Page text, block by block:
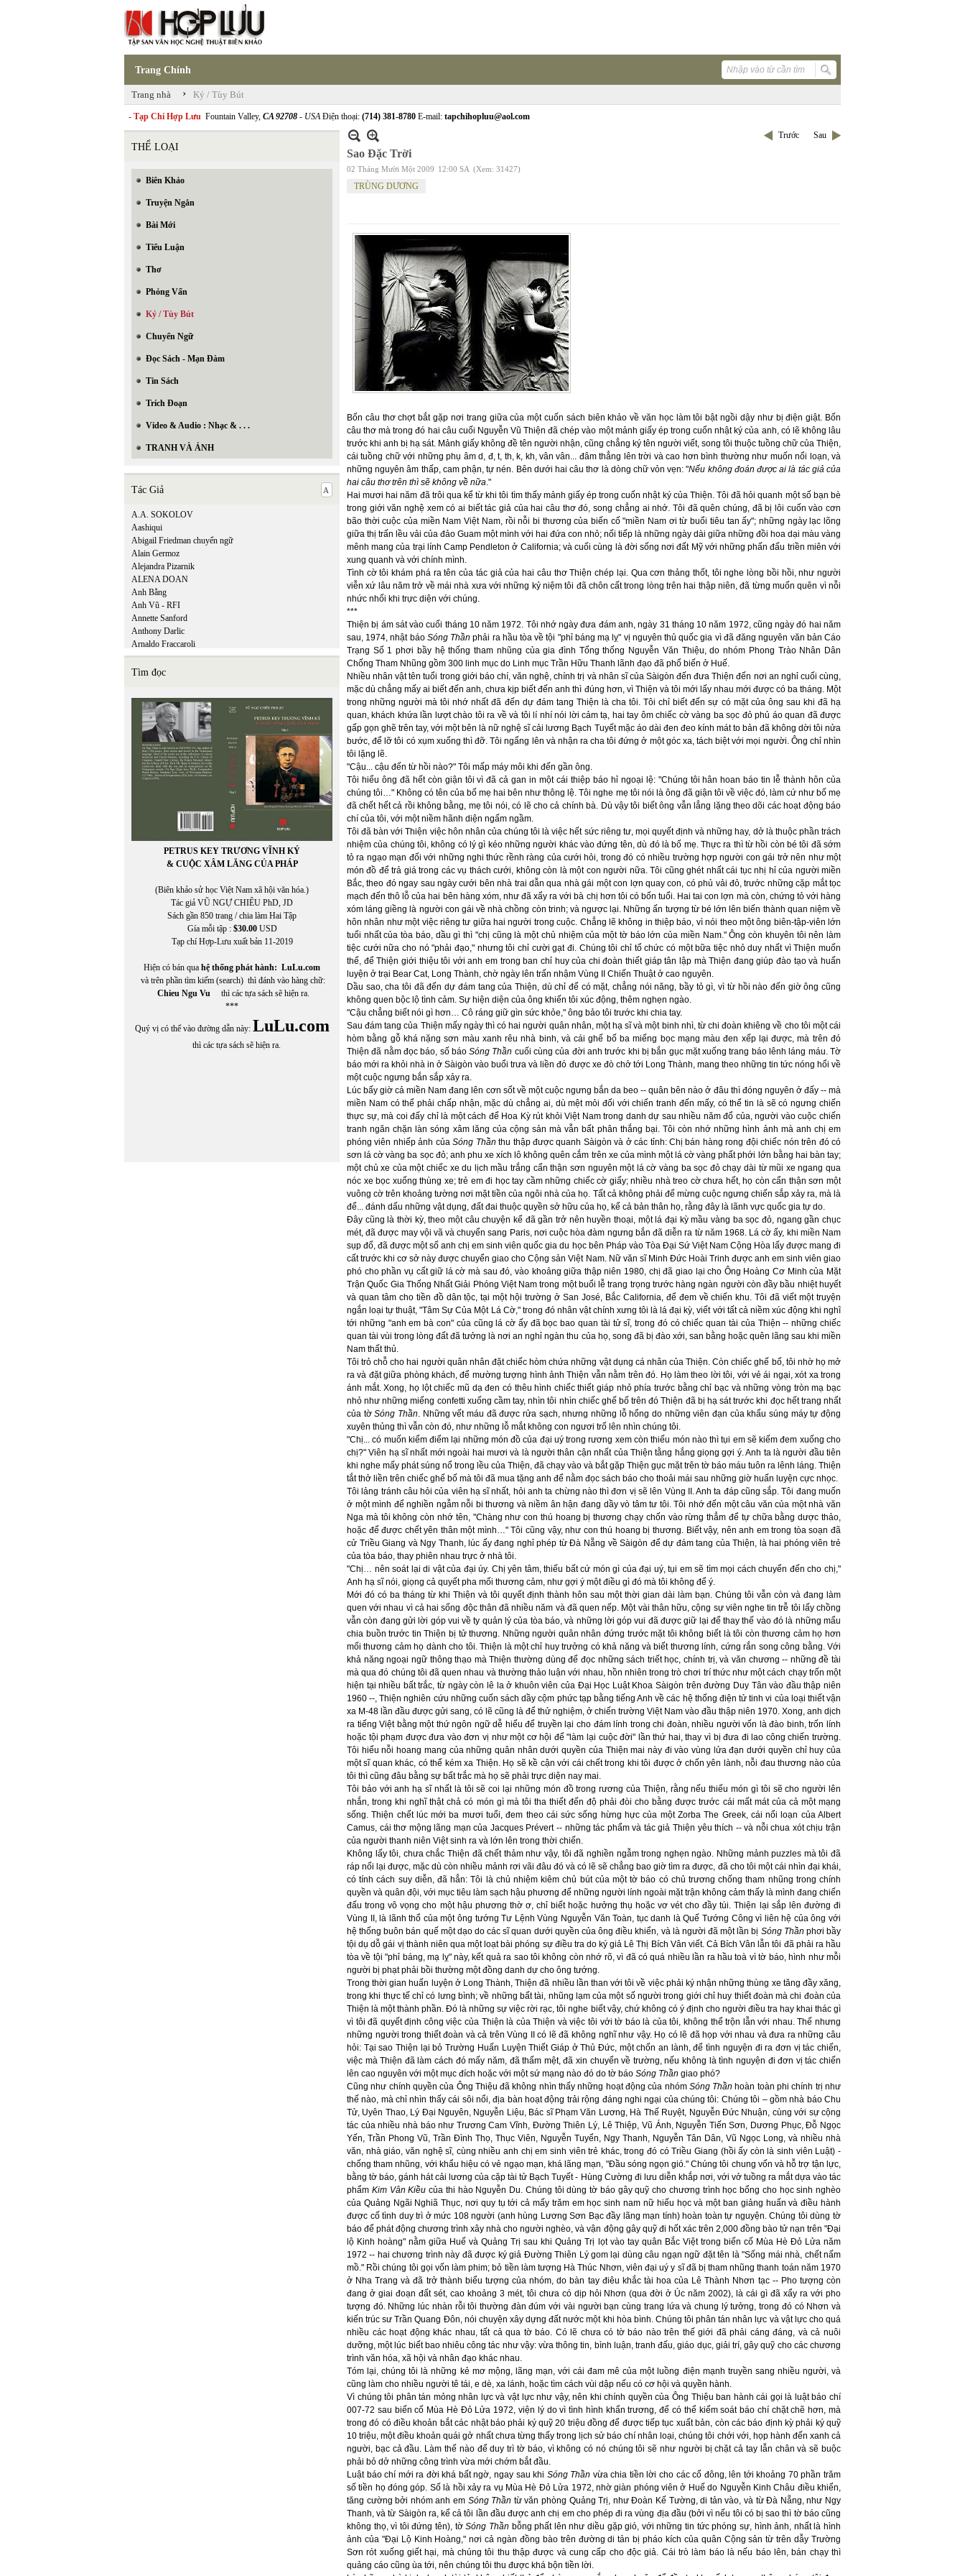
Trang Chính
Trang nhà › Ký / Tùy Bút
- Tạp Chí Hợp Lưu Fountain Valley, CA 92708 - USAĐiện thoại: (714) 381-8780 E-mail: tapchihopluu@aol.com
THỂ LOẠI
Biên Khảo
Truyện Ngắn
Bài Mới
Tiểu Luận
Thơ
Phỏng Vấn
Ký / Tùy Bút
Chuyển Ngữ
Đọc Sách - Mạn Đàm
Tin Sách
Trích Đoạn
Video & Audio : Nhạc & . . .
TRANH VÀ ẢNH
Tác Giả
A.A. SOKOLOV
Aashiqui
Abigail Friedman chuyển ngữ
Alain Germoz
Alejandra Pizarnik
ALENA DOAN
Anh Bằng
Anh Vũ - RFI
Annette Sanford
Anthony Darlic
Arnaldo Fraccaroli
Tìm đọc
PETRUS KEY TRƯƠNG VĨNH KÝ
& CUỘC XÂM LĂNG CỦA PHÁP
(Biên khảo sử học Việt Nam xã hội văn hóa.)
Tác giả VŨ NGỰ CHIÊU PhD, JD
Sách gần 850 trang / chia làm Hai Tập
Gía mỗi tập : $30.00USD
Tạp chí Hợp-Lưu xuất bản 11-2019
Hiện có bán qua hệ thống phát hành: LuLu.com
và trên phần tìm kiếm (search) thì đánh vào hàng chữ:
Chieu Ngu Vu thì các tựa sách sẽ hiện ra.
***
Quý vị có thể vào đường dẫn này: LuLu.com
thì các tựa sách sẽ hiện ra.
Trước Sau
Sao Đặc Trời
02 Tháng Mười Một 2009 12:00 SA (Xem: 31427)
TRÙNG DƯƠNG
Bốn câu thơ chợt bắt gặp nơi trang giữa của một cuốn sách biên khảo về văn học làm tôi bật ngồi dậy như bị điện giật. Bốn
câu thơ mà trong đó hai câu cuối Nguyễn Vũ Thiện đã chép vào một mảnh giấy ép trong cuốn nhật ký của anh, có lẽ không lâu
trước khi anh bị hạ sát. Mảnh giấy không đề tên người nhận, cũng chẳng ký tên người viết, song tôi thuộc tuồng chữ của Thiện,
cái tuồng chữ với những phụ âm d, đ, t, th, k, kh, vân vân... đâm thẳng lên trời và cao hơn bình thường như muốn nổi loạn, và
những nguyên âm thấp, cam phận, tự nén. Bên dưới hai câu thơ là dòng chữ vỏn vẹn: "Nếu không đoán được ai là tác giả của
hai câu thơ trên thì sẽ không về nữa."
Hai mươi hai năm đã trôi qua kể từ khi tôi tìm thấy mảnh giấy ép trong cuốn nhật ký của Thiện. Tôi đã hỏi quanh một số bạn bè
trong giới văn nghệ xem có ai biết tác giả của hai câu thơ đó, song chẳng ai nhớ. Tôi đã quên chúng, đã bị lôi cuốn vào cơn
bão thời cuộc của miền Nam Việt Nam, rồi nỗi bi thương của biến cố "miền Nam ơi từ buổi tiêu tan ấy"; những ngày lạc lõng
giữa thị trấn lều vải của đảo Guam một mình với hai đứa con nhỏ; nối tiếp là những ngày dài giữa những đồi hoa dại màu vàng
mênh mang của trại lính Camp Pendleton ở California; và cuối cùng là đời sống nơi đất Mỹ với những phấn đấu triền miên với
xung quanh và với chính mình.
Tình cờ tôi khám phá ra tên của tác giả của hai câu thơ Thiện chép lại. Qua cơn thảng thốt, tôi nghe lòng bồi hồi, như người
viễn xứ lâu năm trở về mái nhà xưa với những kỷ niệm tôi đã chôn cất trong lòng trên hai thập niên, đã từng muốn quên vì nỗi
nhức nhối khi trực diện với chúng.
***
Thiện bị ám sát vào cuối tháng 10 năm 1972. Tôi nhớ ngày đưa đám anh, ngày 31 tháng 10 năm 1972, cũng ngày đó hai năm
sau, 1974, nhật báo Sóng Thần phải ra hầu tòa về tội "phỉ báng mạ lỵ" vị nguyên thủ quốc gia vì đã đăng nguyên văn bản Cáo
Trạng Số 1 phơi bầy hệ thống tham nhũng của gia đình Tổng thống Nguyễn Văn Thiệu, do nhóm Phong Trào Nhân Dân
Chống Tham Nhũng gồm 300 linh mục do Linh mục Trần Hữu Thanh lãnh đạo đã phổ biến ở Huế.
Nhiều nhân vật tên tuổi trong giới báo chí, văn nghệ, chính trị và nhân sĩ của Sàigòn đến đưa Thiện đến nơi an nghỉ cuối cùng,
mặc dù chẳng mấy ai biết đến anh, chưa kịp biết đến anh thì đúng hơn, vì Thiện và tôi mới lấy nhau mới được có ba tháng. Một
trong những người mà tôi nhớ nhất đã đến dự đám tang Thiện là cha tôi. Tôi chỉ biết đến sự có mặt của ông sau khi đã hạ
quan, khách khứa lần lượt chào tôi ra về và tôi lí nhí nói lời cảm tạ, hai tay ôm chiếc cờ vàng ba sọc đỏ phủ áo quan đã được
gấp gọn ghẽ trên tay, với một bên là nữ nghệ sĩ cải lương Bạch Tuyết mặc áo dài đen đeo kính mát to bản đã không dời tôi nửa
bước, để lỡ tôi có xụm xuống thì đỡ. Tôi ngẩng lên và nhận ra cha tôi đứng ở một góc xa, tách biệt với mọi người. Ông chỉ nhìn
tôi lặng lẽ.
"Cậu... cậu đến từ hồi nào?" Tôi mấp máy môi khi đến gần ông.
Tôi hiểu ông đã hết còn giận tôi vì đã cả gan in một cái thiệp báo hỉ ngoại lệ: "Chúng tôi hân hoan báo tin lễ thành hôn của
chúng tôi…" Không có tên của bố mẹ hai bên như thông lệ. Tôi nghe mẹ tôi nói là ông đã giận tôi về việc đó, làm cứ như bố mẹ
đã chết hết cả rồi không bằng, mẹ tôi nói, có lẽ cho cả chính bà. Dù vậy tôi biết ông vẫn lẳng lặng theo dõi các hoạt động báo
chí của tôi, với một niềm hãnh diện ngấm ngầm.
Tôi đã bàn với Thiện việc hôn nhân của chúng tôi là việc hết sức riêng tư, mọi quyết định và những hay, dở là thuộc phần trách
nhiệm của chúng tôi, không có lý gì kéo những người khác vào đứng tên, dù đó là bố mẹ. Thực ra thì từ hồi còn bé tôi đã sớm
tỏ ra ngạo mạn đối với những nghi thức rềnh ràng của cưới hỏi, trong đó có nhiều trường hợp người con gái trở nên như một
món đồ để trả giá trong các vụ thách cưới, không còn là một con người nữa. Tôi cũng ghét nhất cái tục nhị hỉ của người miền
Bắc, theo đó ngay sau ngày cưới bên nhà trai dẫn qua nhà gái một con lợn quay con, có phủ vải đỏ, trước những cặp mắt tọc
mạch đến thô lỗ của hai bên hàng xóm, như đã xẩy ra với bà chị hơn tôi có bốn tuổi. Hai tai con lợn mà còn, chứng tỏ với hàng
xóm láng giềng là người con gái về nhà chồng còn trinh; và ngược lại. Những ấn tượng từ bé lớn lên biến thành quan niệm về
hôn nhân như một việc riêng tư giữa hai người trong cuộc. Chẳng lẽ không in thiệp báo, vì nói theo một ông biên-tập-viên lớn
tuổi nhất của tòa báo, dầu gì thì "chị cũng là một chủ nhiệm của một tờ báo lớn của miền Nam." Ông còn khuyên tôi nên làm
tiệc cưới nữa cho nó "phải đạo," nhưng tôi chỉ cười gạt đi. Chúng tôi chỉ tổ chức có một bữa tiệc nhỏ duy nhất vì Thiện muốn
thế, để Thiện giới thiệu tôi với anh em trong ban chỉ huy của chi đoàn thiết giáp tân lập mà Thiện đang giúp đào tạo và huấn
luyện ở trại Bear Cat, Long Thành, chờ ngày lên trấn nhậm Vùng II Chiến Thuật ở cao nguyên.
Dầu sao, cha tôi đã đến dự đám tang của Thiện, dù chỉ để có mặt, chẳng nói năng, bầy tỏ gì, vì từ hồi nào đến giờ ông cũng
không quen bộc lộ tình cảm. Sự hiện diện của ông khiến tôi xúc động, thêm nghẹn ngào.
"Cậu chẳng biết nói gì hơn… Cô ráng giữ gìn sức khỏe," ông bảo tôi trước khi chia tay.
Sau đám tang của Thiện mấy ngày thì có hai người quân nhân, một hạ sĩ và một binh nhì, từ chi đoàn khiêng về cho tôi một cái
hòm bằng gỗ khá nặng sơn màu xanh rêu nhà binh, và cái ghế bố ba miếng bọc mạng màu đen xếp lại được, mà trên đó
Thiện đã nằm đọc báo, số báoSóng Thần cuối cùng của đời anh trước khi bị bắn gục mặt xuống trang báo lênh láng máu. Tờ
báo mới ra khỏi nhà in ở Sàigòn vào buổi trưa và liền đó được xe đò chở tới Long Thành, mang theo những tin tức nóng hổi về
một cuộc ngưng bắn sắp xảy ra.
Lúc bấy giờ cả miền Nam đang lên cơn sốt về một cuộc ngưng bắn da beo -- quân bên nào ở đâu thì đóng nguyên ở đấy -- mà
miền Nam có thể phải chấp nhận, mặc dù chẳng ai, dù mệt mỏi đối với chiến tranh đến mấy, có thể tin là sẽ có ngưng chiến
thực sự, mà coi đấy chỉ là một cách để Hoa Kỳ rút khỏi Việt Nam trong danh dự sau nhiều năm đổ của, người vào cuộc chiến
tranh ngăn chặn làn sóng xâm lăng của cộng sản mà vẫn bất phân thắng bại. Tôi còn nhớ những hình ảnh mà anh chị em
phóng viên nhiếp ảnh củaSóng Thần thu thập được quanh Sàigòn và ở các tỉnh: Chị bán hàng rong đội chiếc nón trên đó có
sơn lá cờ vàng ba sọc đỏ; anh phu xe xích lô không quên cắm trên xe của mình một lá cờ vàng phất phới lớn bằng hai bàn tay;
một chủ xe của một chiếc xe du lịch mầu trắng cẩn thận sơn nguyên một lá cờ vàng ba sọc đỏ chạy dài từ mũi xe ngang qua
nóc xe bọc xuống thùng xe; trẻ em đi học tay cầm những chiếc cờ giấy; nhiều nhà treo cờ chưa hết, họ còn cẩn thận sơn một
vuông cờ trên khoảng tường nơi mặt tiền của ngôi nhà của họ. Tất cả không phải để mừng cuộc ngưng chiến sắp xảy ra, mà là
để... đánh dấu những vật dụng, đất đai thuộc quyền sở hữu của họ, kể cả bản thân họ, rằng đây là lãnh vực quốc gia tự do.
Đây cũng là thời kỳ, theo một câu chuyện kể đã gần trở nên huyền thoại, một lá đại kỳ mầu vàng ba sọc đỏ, ngang gần chục
mét, đã được may vội vã và chuyển sang Paris, nơi cuộc hòa đàm ngưng bắn đã diễn ra từ năm 1968. Lá cờ ấy, khi miền Nam
sụp đổ, đã được một số anh chị em sinh viên quốc gia du học bên Pháp vào Tòa Đại Sứ Việt Nam Cộng Hòa lấy được mang đi
cất trước khi cơ sở này được chuyển giao cho Cộng sản Việt Nam. Nữ văn sĩ Minh Đức Hoài Trinh được anh em sinh viên giao
phó cho phần vụ cất giữ lá cờ mà sau đó, vào khoảng giữa thập niên 1980, chị đã giao lại cho Ông Hoàng Cơ Minh của Mặt
Trận Quốc Gia Thống Nhất Giải Phóng Việt Nam trong một buổi lễ trang trọng trước hàng ngàn người còn đầy bầu nhiệt huyết
và quan tâm cho tiền đồ dân tộc, tại một hội trường ở San José, Bắc California, để đem về chiến khu. Tôi đã viết một truyện
ngắn loại tự thuật, "Tâm Sự Của Một Lá Cờ," trong đó nhân vật chính xưng tôi là lá đại kỳ, viết với tất cả niềm xúc động khi nghĩ
tới những "anh em bà con" của cũng lá cờ ấy đã bọc bao quan tài tử sĩ, trong đó có chiếc quan tài của Thiện -- những chiếc
quan tài vùi trong lòng đất đã tưởng là nơi an nghỉ ngàn thu của họ, song đã bị đào xới, san bằng hoặc quên lãng sau khi miền
Nam thất thủ.
Tôi trỏ chỗ cho hai người quân nhân đặt chiếc hòm chứa những vật dụng cá nhân của Thiện. Còn chiếc ghế bố, tôi nhờ họ mở
ra và đặt giữa phòng khách, để mường tượng hình ảnh Thiện vẫn nằm trên đó. Họ làm theo lời tôi, với vẻ ái ngại, xót xa trong
ánh mắt. Xong, họ lột chiếc mũ dạ đen có thêu hình chiếc thiết giáp nhỏ phía trước bằng chỉ bạc và những vòng tròn mạ bạc
nhỏ như những miếng confetti xuống cầm tay, nhìn tôi nhìn chiếc ghế bố trên đó Thiện đã bị hạ sát trước khi đọc hết trang nhất
của tờSóng Thần. Những vết máu đã được rửa sạch, nhưng những lỗ hổng do những viên đạn của khẩu súng máy tự động
xuyên thủng thì vẫn còn đó, như những lỗ mắt không con ngươi trố lên nhìn chúng tôi.
"Chị... có muốn kiểm điểm lại những món đồ của đại uý trong rương xem còn thiếu món nào thì tụi em sẽ kiếm đem xuống cho
chị?" Viên hạ sĩ nhất mới ngoài hai mươi và là người thân cận nhất của Thiện tằng hắng giọng gợi ý. Anh ta là người đầu tiên
khi nghe mấy phát súng nổ trong lều của Thiện, đã chạy vào và bắt gặp Thiện gục mặt trên tờ báo máu tuôn ra lênh láng. Thiện
tắt thở liền trên chiếc ghế bố mà tôi đã mua tặng anh để nằm đọc sách báo cho thoải mái sau những giờ huấn luyện cực nhọc.
Tôi lảng tránh câu hỏi của viên hạ sĩ nhất, hỏi anh ta chừng nào thì đơn vị sẽ lên Vùng II. Anh ta đáp cũng sắp. Tôi đang muốn
ở một mình để nghiền ngẫm nỗi bi thương và niềm ân hận đang dầy vò tâm tư tôi. Tôi nhớ đến một câu văn của một nhà văn
Nga mà tôi không còn nhớ tên, "Chàng như con thú hoang bị thương chạy chốn vào rừng thẳm để tự chữa bằng dược thảo,
hoặc để được chết yên thân một mình…" Tôi cũng vậy, như con thú hoang bị thương. Biết vậy, nên anh em trong tòa soạn đã
cử Triều Giang và Ngy Thanh, lúc ấy đang nghỉ phép từ Đà Nẵng về Sàigòn để dự đám tang của Thiện, là hai phóng viên trẻ
của tòa báo, thay phiên nhau trực ở nhà tôi.
"Chị… nên soát lại di vật của đại úy. Chị yên tâm, thiếu bất cứ món gì của đại uý, tụi em sẽ tìm mọi cách chuyển đến cho chị,"
Anh hạ sĩ nói, giọng cả quyết pha mối thương cảm, như gợi ý một điều gì đó mà tôi không để ý.
Mới đó có ba tháng từ khi Thiện và tôi quyết định thành hôn sau một thời gian dài làm bạn. Chúng tôi vẫn còn và đang làm
quen với nhau vì cả hai sống độc thân đã nhiều năm và đã quen nếp. Một vài thân hữu, cộng sự viên nghe tin trễ tôi lấy chồng
vẫn còn đang gửi lời góp vui về ty quản lý của tòa báo, và những lời góp vui đã được giữ lại để thay thế vào đó là những mẩu
chia buồn trước tin Thiện bị tử thương. Những người quân nhân đứng trước mặt tôi không biết là tôi còn thương cảm họ hơn
mối thương cảm họ dành cho tôi. Thiện là một chỉ huy trưởng có khả năng và biết thương lính, cứng rắn song công bằng. Với
khả năng ngoại ngữ thông thạo mà Thiện thường dùng để đọc những sách triết học, chính trị, và văn chương -- những đề tài
mà qua đó chúng tôi đã quen nhau và thường thảo luận với nhau, hồn nhiên trong trò chơi trí thức như một cách chạy trốn một
hiện tại nhiều bất trắc, từ ngày còn lê la ở khuôn viên của Đại Học Luật Khoa Sàigòn trên đường Duy Tân vào đầu thập niên
1960 --, Thiện nghiên cứu những cuốn sách dầy cộm phức tạp bằng tiếng Anh về các hệ thống điện tử tinh vi của loại thiết vận
xa M-48 lần đầu được gửi sang, có lẽ cũng là để thử nghiệm, ở chiến trường Việt Nam vào đầu thập niên 1970. Xong, anh dịch
ra tiếng Việt bằng một thứ ngôn ngữ dễ hiểu để truyền lại cho đám lính trong chi đoàn, nhiều người vốn là đào binh, trốn lính
hoặc tội phạm được đưa vào đơn vị như một cơ hội để "làm lại cuộc đời" lần thứ hai, thay vì bị đưa đi lao công chiến trường.
Tôi hiểu nỗi hoang mang của những quân nhân dưới quyền của Thiện mai này đi vào vùng lửa đạn dưới quyền chỉ huy của
một sĩ quan khác, có thể kém xa Thiện. Họ sẽ kề cận với cái chết trong khi tôi được ở chốn yên lành, nỗi đau thương nào của
tôi thì cũng đâu bằng sự bất trắc mà họ sẽ phải trực diện nay mai.
Tôi bảo với anh hạ sĩ nhất là tôi sẽ coi lại những món đồ trong rương của Thiện, rằng nếu thiếu món gì tôi sẽ cho người lên
nhắn, trong khi nghĩ thật chả có món gì mà tôi tha thiết đến độ phải đòi cho bằng được trước cái mất mát của cả một mạng
sống. Thiện chết lúc mới ba mươi tuổi, đem theo cái sức sống hừng hực của một Zorba The Greek, cái nổi loạn của Albert
Camus, cái thơ mộng lãng mạn của Jacques Prévert -- những tác phẩm và tác giả Thiện yêu thích -- và nỗi chua xót chịu trận
của người thanh niên Việt sinh ra và lớn lên trong thời chiến.
Không lấy tôi, chưa chắc Thiện đã chết thảm như vậy, tôi đã nghiền ngẫm trong nghẹn ngào. Những mảnh puzzles mà tôi đã
ráp nối lại được, mặc dù còn nhiều mảnh rơi vãi đâu đó và có lẽ sẽ chẳng bao giờ tìm ra được, đã cho tôi một cái nhìn đại khái,
có tính cách suy diễn, đã hẳn: Tôi là chủ nhiệm kiêm chủ bút của một tờ báo có chủ trương chống tham nhũng trong chính
quyền và quân đội, với mục tiêu làm sạch hậu phương để những người lính ngoài mặt trận không cảm thấy là mình đang chiến
đấu trong vô vọng cho một hậu phương thờ ơ, chỉ biết hoặc hưởng thụ hoặc vơ vét cho đầy túi. Thiện lại sắp lên đường đi
Vùng II, là lãnh thổ của một ông tướng Tư Lệnh Vùng Nguyễn Văn Toàn, tục danh là Quế Tướng Công vì liên hệ của ông với
hệ thống buôn bán quế một dạo do các sĩ quan dưới quyền của ông điều khiển, và là người đã một lần bị Sóng Thần phơi bầy
tội dụ dỗ gái vị thành niên qua một loạt bài phóng sự điều tra do ký giả Lê Thị Bích Vân viết. Cả Bích Vân lẫn tôi đã phải ra hầu
tòa về tội "phỉ báng, mạ lỵ" này, kết quả ra sao tôi không còn nhớ rõ, vì đã có quá nhiều lần ra hầu toà vì tờ báo, hình như mỗi
người bị phạt phải bồi thường một đồng danh dự cho ông tướng.
Trong thời gian huấn luyện ở Long Thành, Thiện đã nhiều lần than với tôi về việc phải ký nhận những thùng xe tăng đầy xăng,
trong khi thực tế chỉ có lưng bình; về những bất tài, nhũng lạm của một số người trong giới chỉ huy thiết đoàn mà chi đoàn của
Thiện là một thành phần. Đó là những sự việc rời rạc, tôi nghe biết vậy, chứ không có ý định cho người điều tra hay khai thác gì
vì tôi đã quyết định công việc của Thiện là của Thiện và việc tôi với tờ báo là của tôi, không thể trộn lẫn với nhau. Thế nhưng
những người trong thiết đoàn và cả trên Vùng II có lẽ đã không nghĩ như vậy. Họ có lẽ đã họp với nhau và đưa ra những câu
hỏi: Tại sao Thiện lại bỏ Trường Huấn Luyện Thiết Giáp ở Thủ Đức, một chốn an lành, để tình nguyện đi ra đơn vị tác chiến,
việc mà Thiện đã làm cách đó mấy năm, đã thấm mệt, đã xin chuyển về trường, nếu không là tình nguyện đi đơn vị tác chiến
lên cao nguyên với một mục đích hoặc với một sứ mạng nào đó do tờ báo Sóng Thần giao phó?
Cũng như chính quyền của Ông Thiệu đã không nhìn thấy những hoạt động của nhóm Sóng Thần hoàn toàn phi chính trị như
thế nào, mà chỉ nhìn thấy cái sôi nổi, địa bàn hoạt động trải rộng đáng nghi ngại của chúng tôi: Chúng tôi – gồm nhà báo Chu
Tử, Uyên Thao, Lý Đại Nguyên, Nguyễn Liệu, Bác sĩ Phạm Văn Lương, Hà Thế Ruyệt, Nguyễn Đức Nhuận, cùng với sự cộng
tác của nhiều nhà báo như Trương Cam Vĩnh, Đường Thiên Lý, Lê Thiệp, Vũ Ánh, Nguyễn Tiến Sơn, Dương Phục, Đỗ Ngọc
Yến, Trần Phong Vũ, Trần Đình Thọ, Thục Viên, Nguyễn Tuyển, Ngy Thanh, Nguyễn Tân Dân, Vũ Ngọc Long, và nhiều nhà
văn, nhà giáo, văn nghệ sĩ, cùng nhiều anh chị em sinh viên trẻ khác, trong đó có Triều Giang (hồi ấy còn là sinh viên Luật) -
chống tham nhũng, với khẩu hiệu có vẻ ngạo mạn, khá lãng mạn, "Đầu sóng ngọn gió." Chúng tôi chung vốn và hỗ trợ tận lực,
bằng tờ báo, gánh hát cải lương của cặp tài tử Bạch Tuyết - Hùng Cường đi lưu diễn khắp nơi, với vở tuồng ra mắt dựa vào tác
phẩm Kim Vân Kiều của thi hào Nguyễn Du. Chúng tôi dùng tờ báo gây quỹ cho chương trình học bổng cho học sinh nghèo
của Quảng Ngãi Nghiã Thục, nơi quy tụ tới cả mấy trăm em học sinh nam nữ hiếu học và một ban giảng huấn và điều hành
được cố tình duy trì ở mức 108 người (anh hùng Lương Sơn Bạc đầy lãng mạn tính) hoàn toàn tự nguyện. Chúng tôi dùng tờ
báo để phát động chương trình xây nhà cho người nghèo, và vận động gây quỹ đi hốt xác trên 2,000 đồng bào tử nạn trên "Đại
lộ Kinh hoàng" nằm giữa Huế và Quảng Trị sau khi Quảng Trị lọt vào tay quân Bắc Việt trong biến cố Mùa Hè Đỏ Lửa năm
1972 -- hai chương trình này đã được ký giả Đường Thiên Lý gom lại dùng câu ngạn ngữ đặt tên là "Sống mái nhà, chết nấm
mồ." Rồi chúng tôi gọi vốn làm phim; bỏ tiền làm tượng Hà Thúc Nhơn, viên đại uý y sĩ đã bị tham nhũng thanh toán năm 1970
ở Nha Trang và đã trở thành biểu tượng của nhóm, do bàn tay điêu khắc tài hoa của Lê Thành Nhơn tạc -- Pho tượng còn
đang ở giai đoạn đất sét, cao khoảng 3 mét, tôi chưa có dịp hỏi Nhơn (qua đời ở Úc năm 2002), là cái gì đã xẩy ra với pho
tượng đó. Những lúc nhàn rỗi tôi thường đàn đúm với vài người bạn cùng trang lứa và chung lý tưởng, trong đó có Nhơn và
kiến trúc sư Trần Quang Đôn, nói chuyện xây dựng đất nước một khi hòa bình. Chúng tôi phân tán nhân lực và vật lực cho quá
nhiều các hoạt động khác nhau, tất cả qua tờ báo. Có lẽ chưa có tờ báo nào trên thế giới đã phải cáng đáng, và cả nuôi
dưỡng, một lúc biết bao nhiêu công tác như vậy: vừa thông tin, bình luận, tranh đấu, giáo dục, giải trí, gây quỹ cho các chương
trình văn hóa, xã hội và nhân đạo khác nhau.
Tóm lại, chúng tôi là những kẻ mơ mộng, lãng mạn, với cái đam mê của một luồng điện mạnh truyền sang nhiều người, và
cũng làm cho nhiều người tê tái, e dè, xa lánh, hoặc tìm cách vùi dập nếu có cơ hội và quyền hành.
Vì chúng tôi phân tán mỏng nhân lực và vật lực như vậy, nên khi chính quyền của Ông Thiệu ban hành cái gọi là luật báo chí
007-72 sau biến cố Mùa Hè Đỏ Lửa 1972, viện lý do vì tình hình khẩn trương, để có thể kiểm soát báo chí chặt chẽ hơn, mà
trong đó có điều khoản bắt các nhật báo phải ký quỹ 20 triệu đồng để được tiếp tục xuất bản, còn các báo định kỳ phải ký quỹ
10 triệu, một điều khoản quái gở nhất chưa từng thấy trong lịch sử báo chí nhân loại, chúng tôi chới với, họp hành đến xanh cả
người, bạc cả đầu. Làm thế nào để duy trì tờ báo, vì không có nó chúng tôi sẽ như người bị chặt cả tay lẫn chân và sẽ buộc
phải bỏ dở những công trình vừa mới chớm bắt đầu.
Luật báo chí mới ra đời khá bất ngờ, ngay sau khi Sóng Thần vừa chia tiền lời cho các cổ đông, lên tới khoảng 70 phần trăm
số tiền họ đóng góp. Số là hồi xảy ra vụ Mùa Hè Đỏ Lửa 1972, nhờ giàn phóng viên ở Huế do Nguyễn Kinh Châu điều khiển,
tăng cường bởi nhóm anh em Sóng Thần từ văn phòng Quảng Trị, như Đoàn Kế Tường, di tản vào, và từ Đà Nẵng, như Ngy
Thanh, và từ Sàigòn ra, kể cả tôi lần đầu được anh chị em cho phép đi ra vùng địa đầu (bởi vì nếu tôi có bị sao thì tờ báo cũng
không thọ, vì tôi đứng tên), tờSóng Thần bỗng phất lên như diều gặp gió, với những tin tức phóng sự, hình ảnh, nhất là hình
ảnh của "Đại Lộ Kinh Hoàng," nơi cả ngàn đồng bào trên đường di tản bị pháo kích của quân Cộng sản từ trên dẫy Trường
Sơn rót xuống giết hại, mà chúng tôi thu thập được và cung cấp cho độc giả. Cái trò làm báo là nếu báo lên, bán chạy thì
quảng cáo cũng ùa tới, nên chúng tôi thu được khá bộn tiền lời.